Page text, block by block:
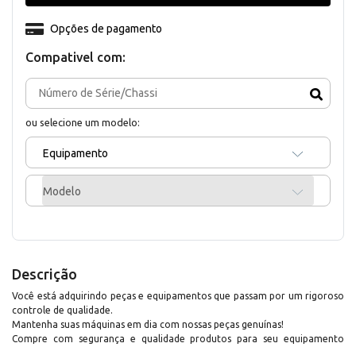
Compativel com:
ou selecione um modelo:
Equipamento
Modelo
Opções de pagamento
Descrição
Você está adquirindo peças e equipamentos que passam por um rigoroso
controle de qualidade.
Mantenha suas máquinas em dia com nossas peças genuínas!
Compre com segurança e qualidade produtos para seu equipamento